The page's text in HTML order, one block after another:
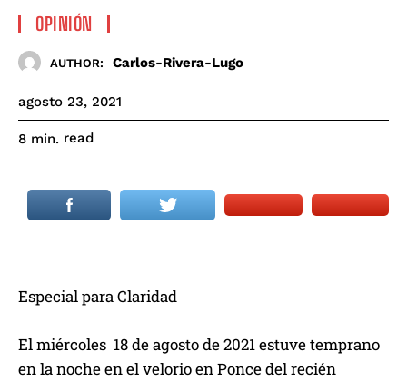
OPINIÓN
AUTHOR: Carlos-Rivera-Lugo
agosto 23, 2021
8 min. read
Especial para Claridad
El miércoles 18 de agosto de 2021 estuve temprano
en la noche en el velorio en Ponce del recién